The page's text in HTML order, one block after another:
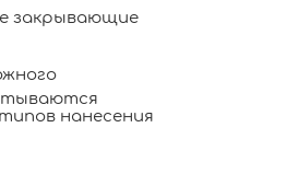
закрывающие
нанесения